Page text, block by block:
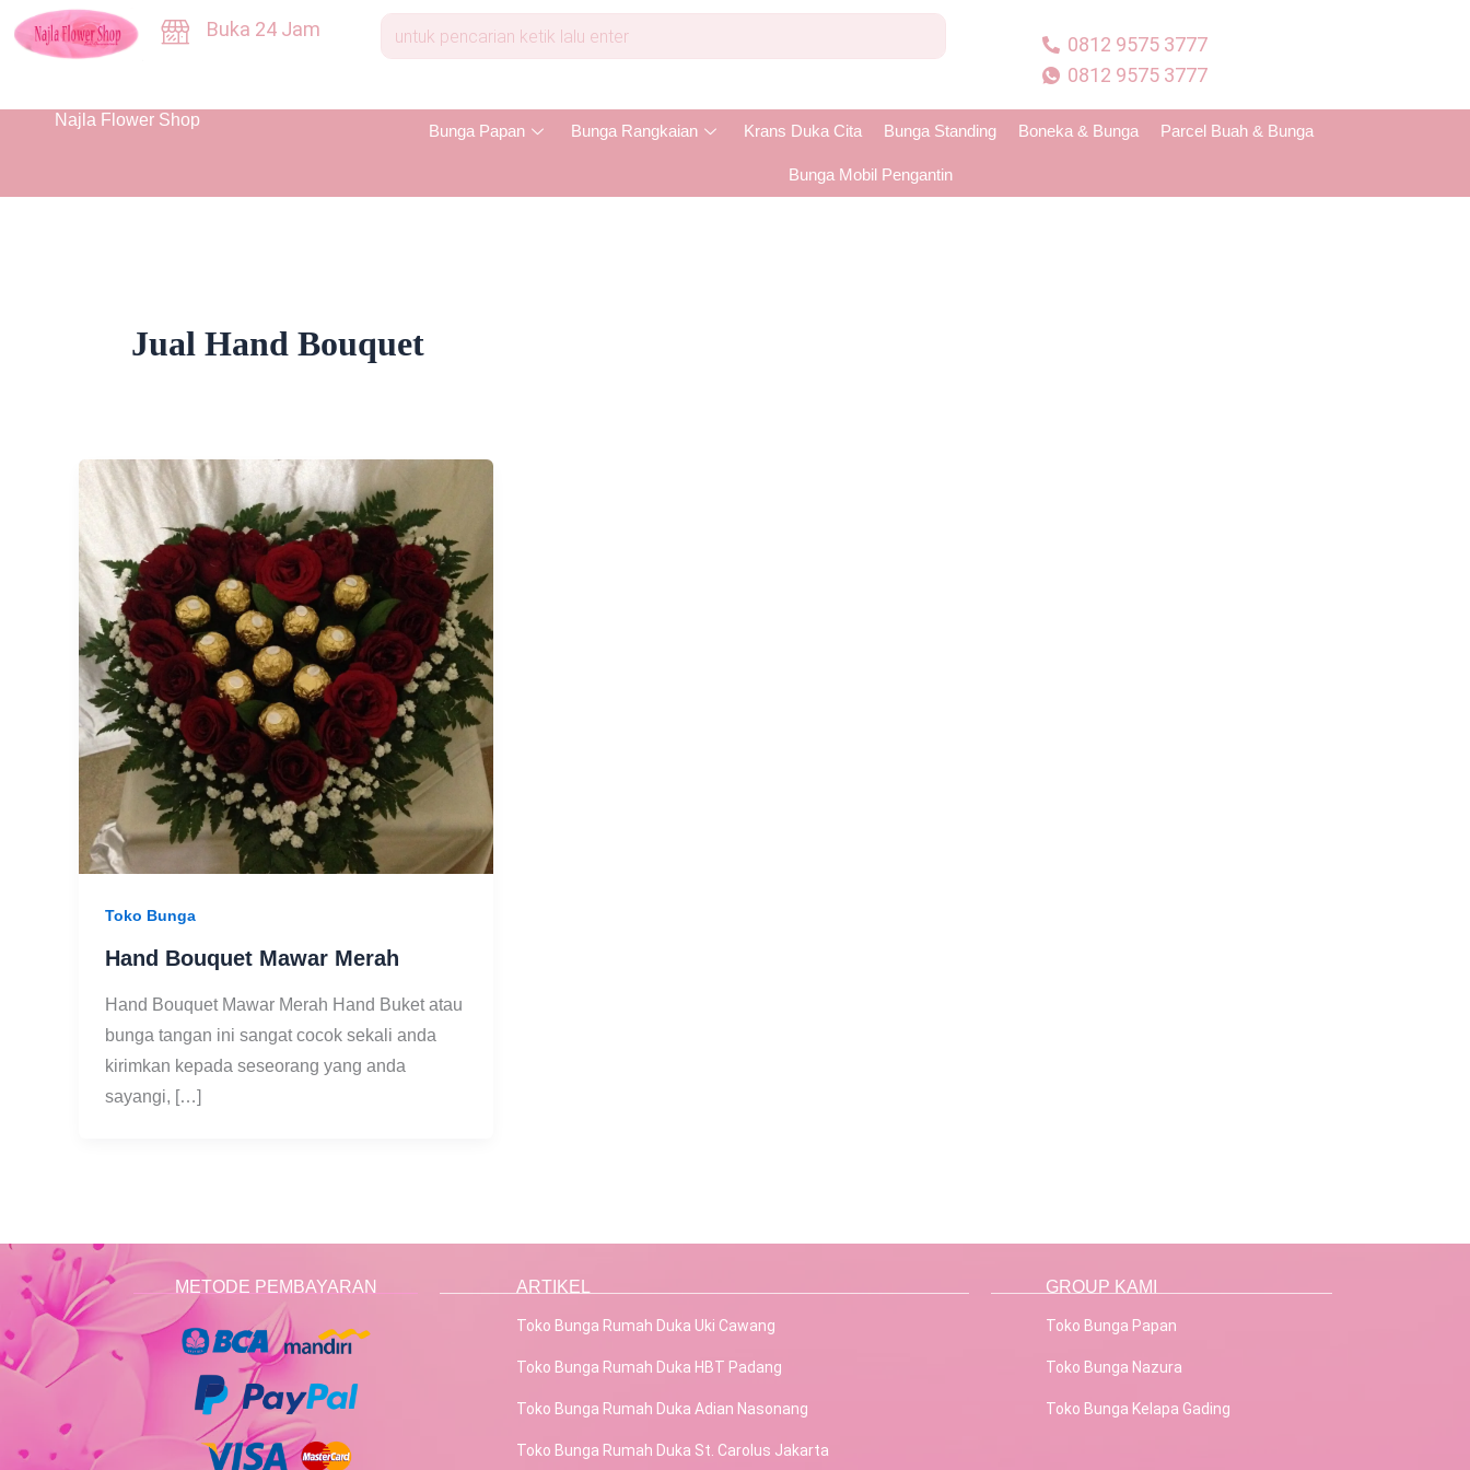
Skip
Buka 24 Jam
0812 9575 3777
0812 9575 3777
Najla Flower Shop
Bunga Papan Bunga Rangkaian Krans Duka Cita Bunga Standing Boneka & Bunga Parcel Buah & Bunga
Bunga Mobil Pengantin
Jual Hand Bouquet
Toko Bunga
Hand Bouquet Mawar Merah
Hand Bouquet Mawar Merah Hand Buket atau
bunga tangan ini sangat cocok sekali anda
kirimkan kepada seseorang yang anda
sayangi, […]
METODE PEMBAYARAN ARTIKEL
Toko Bunga Rumah Duka Uki Cawang
Toko Bunga Rumah Duka HBT Padang
Toko Bunga Rumah Duka Adian Nasonang
Toko Bunga Rumah Duka St. Carolus Jakarta
GROUP KAMI
Toko Bunga Papan
Toko Bunga Nazura
Toko Bunga Kelapa Gading